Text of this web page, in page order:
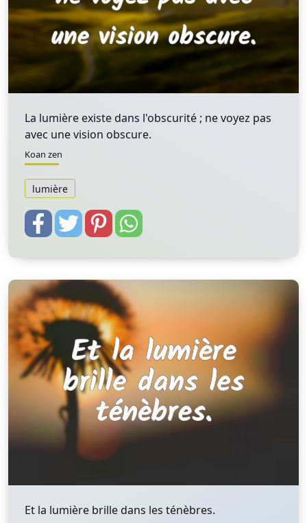
La lumière existe dans l'obscurité ; ne voyez pas
avec une vision obscure.
Koan zen
lumière
Et la lumière brille dans les ténèbres.